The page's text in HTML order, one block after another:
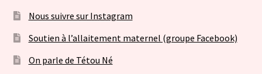
Nous suivre sur Instagram
Soutien à l’allaitement maternel (groupe Facebook)
On parle de Tétou Né